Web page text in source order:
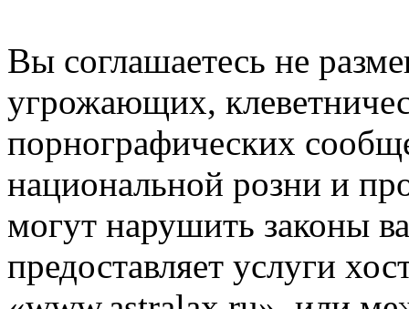
Вы соглашаетесь не
угрожающих,
порнографических
национальной розни и
могут нарушить законы
предоставляет услуги